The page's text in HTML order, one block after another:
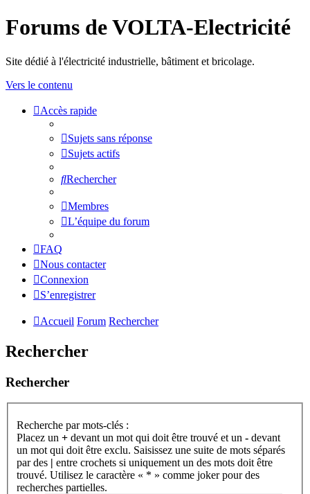
Forums de VOLTA-Electricité
Site dédié à l'électricité industrielle, bâtiment et bricolage.
Vers le contenu
Accès rapide
Sujets sans réponse
Sujets actifs
Rechercher
Membres
L’équipe du forum
FAQ
Nous contacter
Connexion
S’enregistrer
Accueil Forum Rechercher
Rechercher
Rechercher
Recherche par mots-clés :
Placez un + devant un mot qui doit être trouvé et un - devant
un mot qui doit être exclu. Saisissez une suite de mots séparés
par des | entre crochets si uniquement un des mots doit être
trouvé. Utilisez le caractère « * » comme joker pour des
recherches partielles.